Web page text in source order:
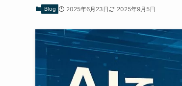
Blog 2025年6月23日 2025年9月5日